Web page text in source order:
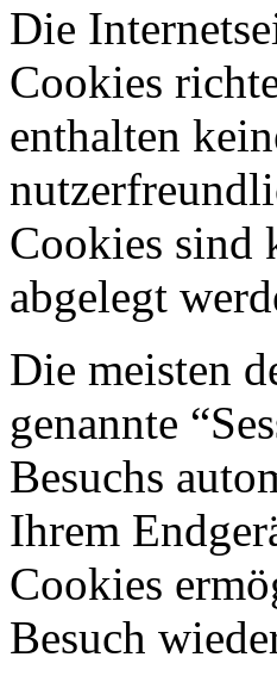
Die
Cookies
enthalten
Cookies sind
abgelegt
Die meisten
genannte
Besuchs
Ihrem
Cookies
Besuch